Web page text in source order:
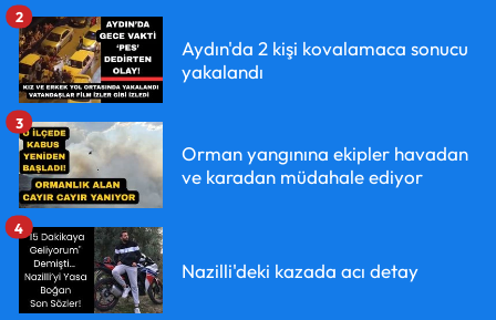
Aydın'da 2 kişi kovalamaca sonucu
yakalandı
2
Orman yangınına ekipler havadan
ve karadan müdahale ediyor
3
Nazilli'deki kazada acı detay
4